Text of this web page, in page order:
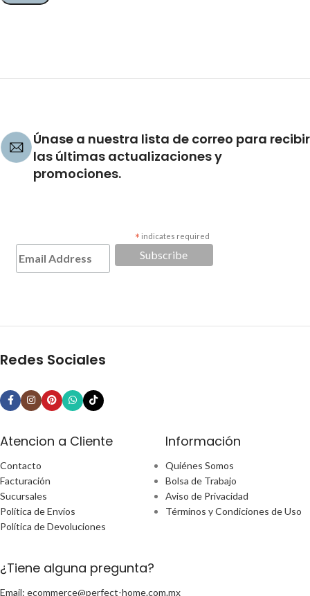
Únase a nuestra lista de correo para recibir
las últimas actualizaciones y
promociones.
* indicates required
Redes Sociales
Atencion a Cliente
Contacto
Facturación
Sucursales
Política de Envíos
Política de Devoluciones
Información
Quiénes Somos
Bolsa de Trabajo
Aviso de Privacidad
Términos y Condiciones de Uso
¿Tiene alguna pregunta?
Email: ecommerce@perfect-home.com.mx